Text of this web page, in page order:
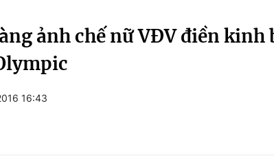
Thể thao Điện tử
ảnh chế nữ VĐV điền kinh
16:43